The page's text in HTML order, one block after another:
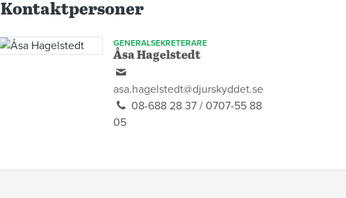
Kontaktpersoner
GENERALSEKRETERARE
Åsa Hagelstedt
asa.hagelstedt@djurskyddet.se
08-688 28 37 / 0707-55 88
05